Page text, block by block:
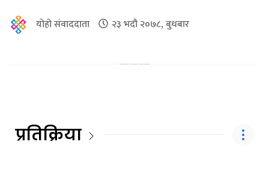
योहो संवाददाता २३ भदौ २०७८, बुधबार
प्रतिक्रिया